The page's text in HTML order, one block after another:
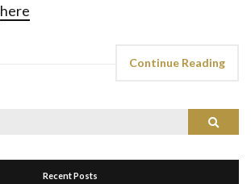
here
Continue Reading
Search
Recent Posts